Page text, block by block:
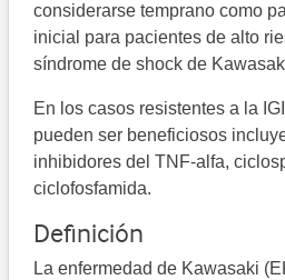
considerarse temprano como
inicial para pacientes de alto
síndrome de shock de
En los casos resistentes a la
pueden ser beneficiosos
inhibidores del TNF-alfa,
ciclofosfamida.
Definición
La enfermedad de Kawasaki